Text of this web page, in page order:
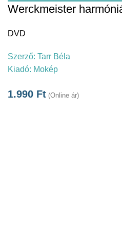
Werckmeister
DVD
Szerző: Tarr Béla
Kiadó: Mokép
1.990 Ft (Online ár)